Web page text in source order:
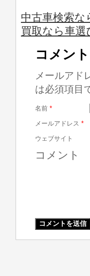
中古車検索な
買取なら車
コメン
メールアド
は必須項目
名前 *
メールアドレス *
ウェブサイト
コメント